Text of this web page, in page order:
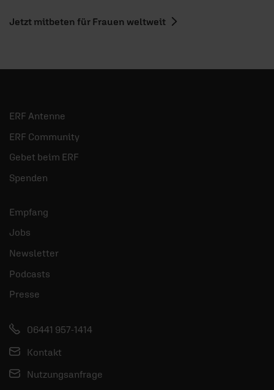
Jetzt mitbeten für Frauen weltweit
ERF Antenne
ERF Community
Gebet beim ERF
Spenden
Empfang
Jobs
Newsletter
Podcasts
Presse
06441 957-1414
Kontakt
Nutzungsanfrage